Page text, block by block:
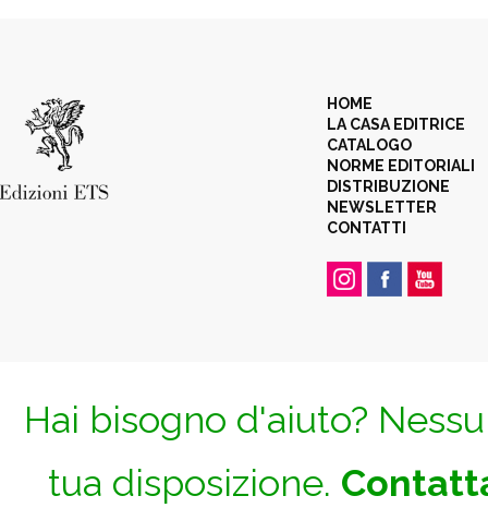
HOME
LA CASA EDITRICE
CATALOGO
NORME EDITORIALI
DISTRIBUZIONE
NEWSLETTER
CONTATTI
Hai bisogno d'aiuto?
tua disposizione.